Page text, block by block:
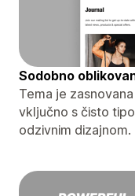
Sodobno
Tema je
vključno s čisto
odzivnim dizajnom.